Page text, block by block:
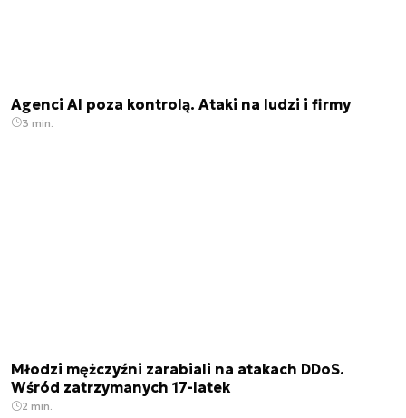
Agenci AI poza kontrolą. Ataki na ludzi i firmy
3 min.
Młodzi mężczyźni zarabiali na atakach DDoS.
Wśród zatrzymanych 17-latek
2 min.